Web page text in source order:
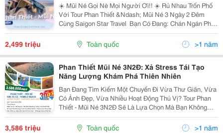
☀️ Mũi Né Gọi Nè Mọi Người Ơi!! ☀️ Rủ Nhau Trốn Phố
Với Tour Phan Thiết &Ndash; Mũi Né 3 Ngày 2 Đêm
Cùng Saigon Star Travel ️ Bạn Có Đang: Chán Ngán Phố
Thị Ồn Ào? Thèm Chút Nắng, Chút Gió, Chút Cát Vàng
Miền Biển? Muốn Cùng Hội Bạn Thân Sống Ảo &
2,499 triệu Toàn quốc >1 năm
Phan Thiết Mũi Né 3N2Đ: Xả Stress Tái Tạo
Năng Lượng Khám Phá Thiên Nhiên
Bạn Đang Tìm Kiếm Một Chuyến Đi Vừa Thư Giãn, Vừa
Có Ảnh Đẹp, Vừa Nhiều Hoạt Động Thú Vị? Tour Phan
Thiết - Mũi Né 3N2Đ Sẽ Là Lựa Chọn Mà Bạn Không
Thể Bỏ Qua Dịp Lễ 30/4 &Ndash; 1/5 Này! Điểm Nhấn
Hành Trình: Núi Tà Cú &Ndash; Cáp Treo N
3,586 triệu Toàn quốc >1 năm